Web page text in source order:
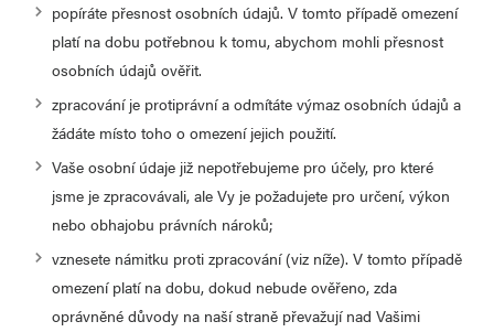
popíráte přesnost osobních údajů. V tomto případě omezení
platí na dobu potřebnou k tomu, abychom mohli přesnost
osobních údajů ověřit.
zpracování je protiprávní a odmítáte výmaz osobních údajů a
žádáte místo toho o omezení jejich použití.
Vaše osobní údaje již nepotřebujeme pro účely, pro které
jsme je zpracovávali, ale Vy je požadujete pro určení, výkon
nebo obhajobu právních nároků;
vznesete námitku proti zpracování (viz níže). V tomto případě
omezení platí na dobu, dokud nebude ověřeno, zda
oprávněné důvody na naší straně převažují nad Vašimi